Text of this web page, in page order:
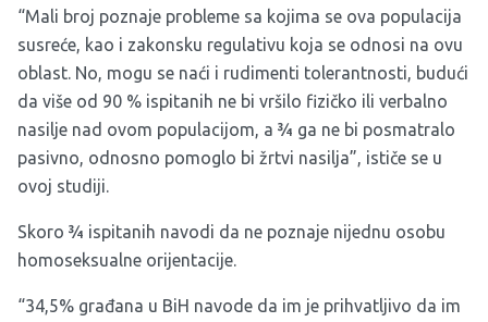
“Mali broj poznaje probleme sa kojima se ova populacija
susreće, kao i zakonsku regulativu koja se odnosi na ovu
oblast. No, mogu se naći i rudimenti tolerantnosti, budući
da više od 90 % ispitanih ne bi vršilo fizičko ili verbalno
nasilje nad ovom populacijom, a ¾ ga ne bi posmatralo
pasivno, odnosno pomoglo bi žrtvi nasilja”, ističe se u
ovoj studiji.
Skoro ¾ ispitanih navodi da ne poznaje nijednu osobu
homoseksualne orijentacije.
“34,5% građana u BiH navode da im je prihvatljivo da im